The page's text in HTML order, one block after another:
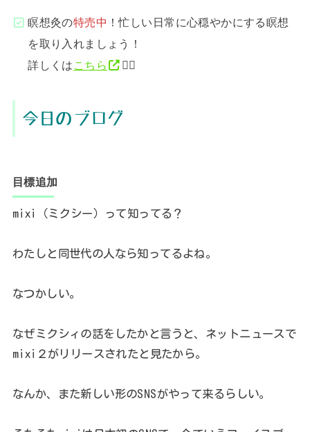
瞑想灸の特売中 ！忙しい日常に心穏やかにする瞑想
を取り入れましょう！
詳しくは こちら 💁‍♂️
今日のブログ
目標追加
mixi（ミクシー）って知ってる？
わたしと同世代の人なら知ってるよね。
なつかしい。
なぜミクシィの話をしたかと言うと、ネットニュースで
mixi２がリリースされたと見たから。
なんか、また新しい形のSNSがやって来るらしい。